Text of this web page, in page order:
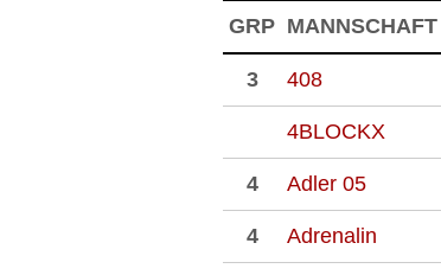
GRP MANNSCHAFT
3 408
4BLOCKX
4 Adler 05
4 Adrenalin